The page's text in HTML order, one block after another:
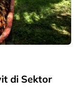
di Sektor